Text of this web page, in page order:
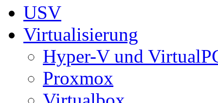
USV
Virtualisierung
Hyper-V und
Proxmox